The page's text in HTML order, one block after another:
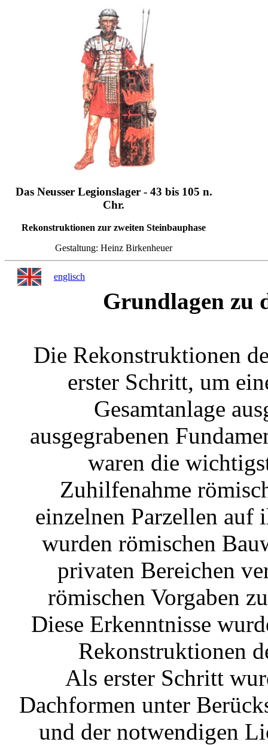
Das Neusser Legionslager - 43 bis 105 n.
Chr.
Rekonstruktionen zur zweiten Steinbauphase
Gestaltung: Heinz Birkenheuer
englisch
Grundlagen zu
Die Rekonstruktionen
erster Schritt, um
Gesamtanlage
ausgegrabenen
waren die
Zuhilfenahme
einzelnen Parzellen auf
wurden römischen
privaten Bereichen
römischen Vorgaben
Diese Erkenntnisse
Rekonstruktionen
Als erster Schritt
Dachformen unter
und der notwendigen